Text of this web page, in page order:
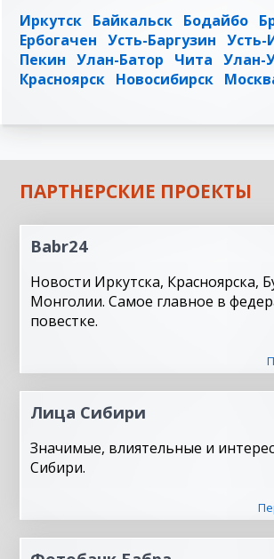
Иркутск Байкальск Бодайбо
Ербогачен Усть-Баргузин Усть-
Пекин Улан-Батор Чита Улан-
Красноярск Новосибирск
ПАРТНЕРСКИЕ ПРОЕКТЫ
Babr24
Новости Иркутска, Красноярска,
Монголии. Самое главное в
повестке.
Лица Сибири
Значимые, влиятельные и
Сибири.